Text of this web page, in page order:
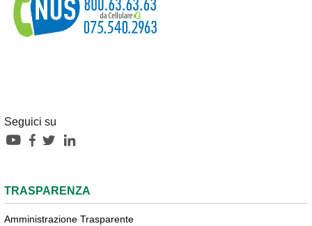
Seguici su
TRASPARENZA
Amministrazione Trasparente